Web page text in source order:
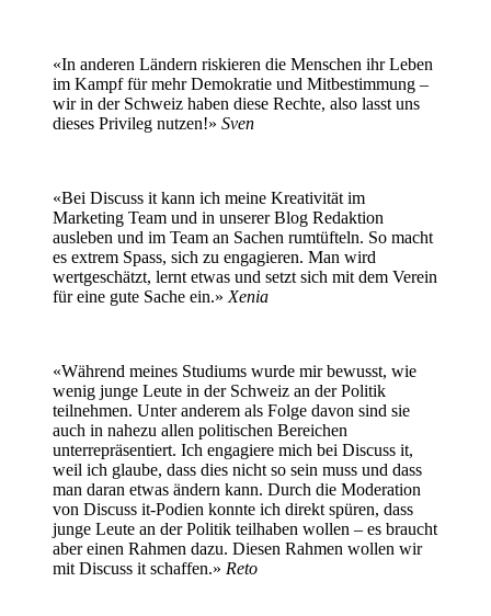
«In anderen Ländern riskieren die Menschen ihr Leben
im Kampf für mehr Demokratie und Mitbestimmung –
wir in der Schweiz haben diese Rechte, also lasst uns
dieses Privileg nutzen!» Sven
«Bei Discuss it kann ich meine Kreativität im
Marketing Team und in unserer Blog Redaktion
ausleben und im Team an Sachen rumtüfteln. So macht
es extrem Spass, sich zu engagieren. Man wird
wertgeschätzt, lernt etwas und setzt sich mit dem Verein
für eine gute Sache ein.» Xenia
«Während meines Studiums wurde mir bewusst, wie
wenig junge Leute in der Schweiz an der Politik
teilnehmen. Unter anderem als Folge davon sind sie
auch in nahezu allen politischen Bereichen
unterrepräsentiert. Ich engagiere mich bei Discuss it,
weil ich glaube, dass dies nicht so sein muss und dass
man daran etwas ändern kann. Durch die Moderation
von Discuss it-Podien konnte ich direkt spüren, dass
junge Leute an der Politik teilhaben wollen – es braucht
aber einen Rahmen dazu. Diesen Rahmen wollen wir
mit Discuss it schaffen.» Reto